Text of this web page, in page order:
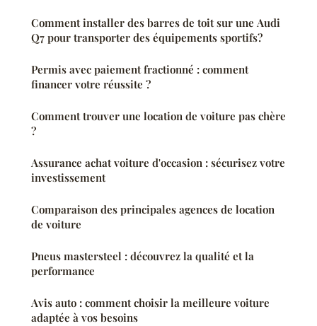
Comment installer des barres de toit sur une Audi
Q7 pour transporter des équipements sportifs?
Permis avec paiement fractionné : comment
financer votre réussite ?
Comment trouver une location de voiture pas chère
?
Assurance achat voiture d'occasion : sécurisez votre
investissement
Comparaison des principales agences de location
de voiture
Pneus mastersteel : découvrez la qualité et la
performance
Avis auto : comment choisir la meilleure voiture
adaptée à vos besoins